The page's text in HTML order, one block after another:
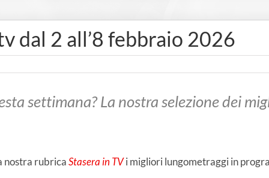
dal 2 all’8 febbraio 2026
settimana? La nostra selezione dei
nostra rubricaStasera in TVi migliori lungometraggi in